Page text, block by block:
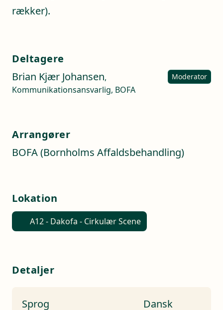
rækker).
Deltagere
Brian Kjær Johansen,
Kommunikationsansvarlig, BOFA
Moderator
Arrangører
BOFA (Bornholms Affaldsbehandling)
Lokation
A12 - Dakofa - Cirkulær Scene
Detaljer
Sprog
Dansk